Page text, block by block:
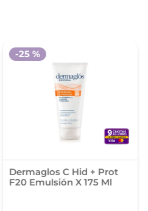
Dermaglos C Hid + Prot
F20 Emulsión X 175 Ml
-25 %